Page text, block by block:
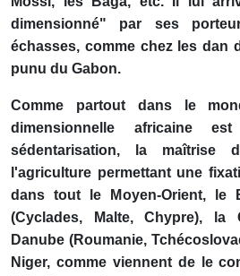
dimensionné" par ses
échasses, comme chez les dan
punu du Gabon.
Comme partout dans le
dimensionnelle africaine
sédentarisation, la maîtrise
l'agriculture permettant une
dans tout le Moyen-Orient, le
(Cyclades, Malte, Chypre),
Danube (Roumanie,
Niger, comme viennent de le